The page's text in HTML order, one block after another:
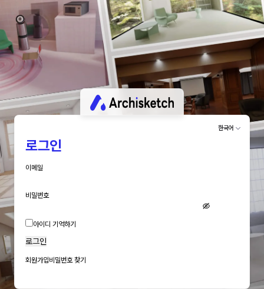
한국어
로그인
이메일
비밀번호
아이디 기억하기
로그인
회원가입비밀번호 찾기